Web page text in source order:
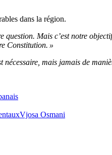
dans la région.
Mais c’est notre
Constitution. »
mais jamais de
Vjosa Osmani